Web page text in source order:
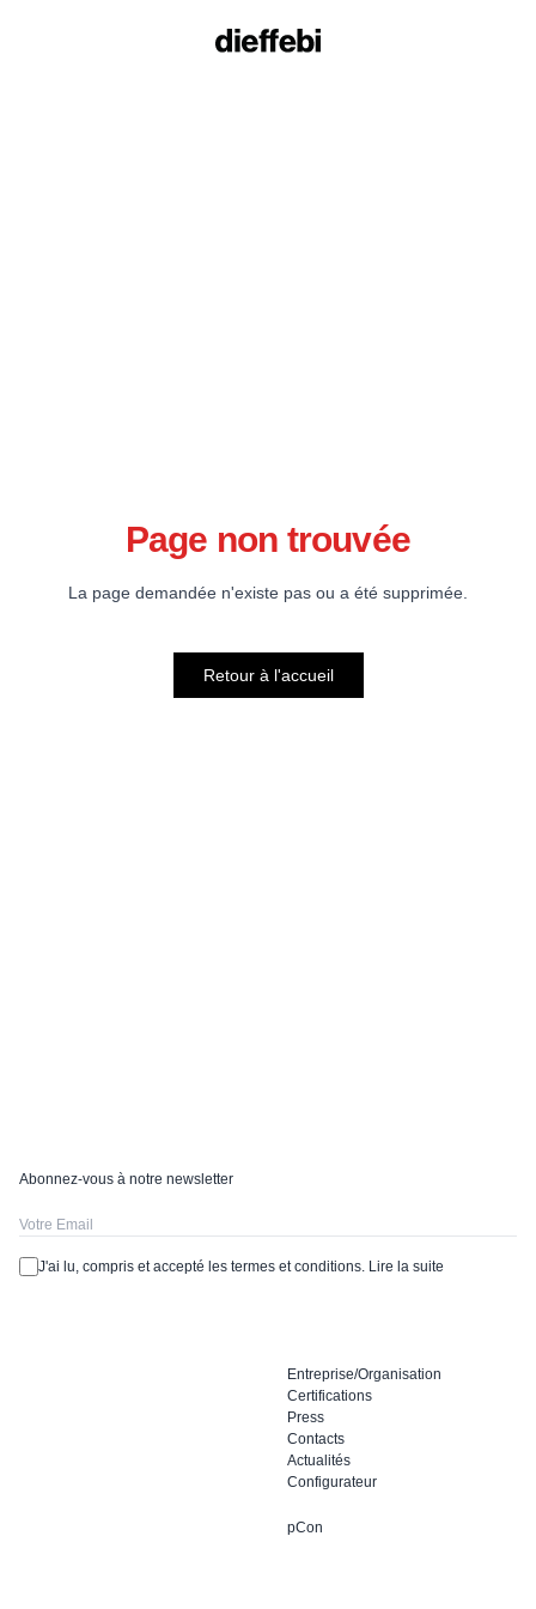
Page non trouvée
La page demandée n'existe pas ou a été supprimée.
Retour à l'accueil
Entreprise/Organisation
Certifications
Press
Contacts
Actualités
Configurateur
pCon
Abonnez-vous à notre newsletter
J'ai lu, compris et accepté les termes et conditions. Lire la suite